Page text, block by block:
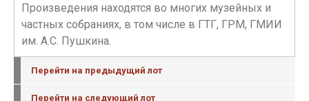
Произведения находятся во многих музейных и
частных собраниях, в том числе в ГТГ, ГРМ, ГМИИ
им. А.С. Пушкина.
Перейти на предыдущий лот
Перейти на следующий лот